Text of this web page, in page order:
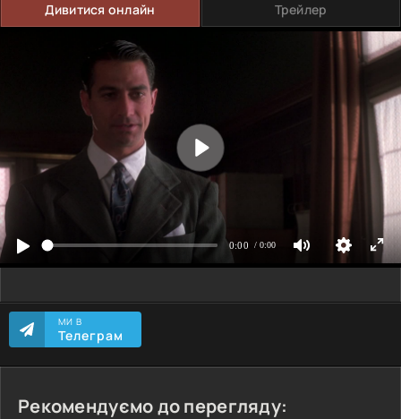
Дивитися онлайн Трейлер
МИ В
Телеграм
Рекомендуємо до перегляду: